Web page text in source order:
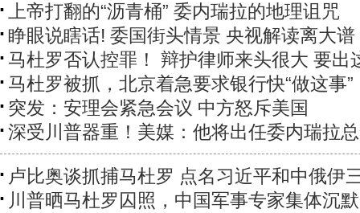
上帝打翻的“沥青桶” 委内瑞拉的地理诅咒
睁眼说瞎话! 委国街头情景 央视解读离大谱
马杜罗否认控罪！ 辩护律师来头很大 要出
马杜罗被抓，北京着急要求银行快“做这事”
突发：安理会紧急会议 中方怒斥美国
深受川普器重！美媒：他将出任委内瑞拉
卢比奥谈抓捕马杜罗 点名习近平和中俄伊
川普晒马杜罗囚照，中国军事专家集体沉默